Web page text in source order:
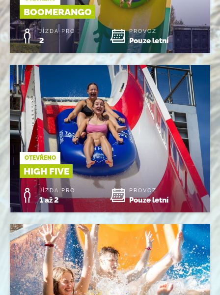
BOOMERANGO
JÍZDA PRO
2
PROVOZ
Pouze letní
OTEVŘENO
HIGH FIVE
JÍZDA PRO
1 až 2
PROVOZ
Pouze letní